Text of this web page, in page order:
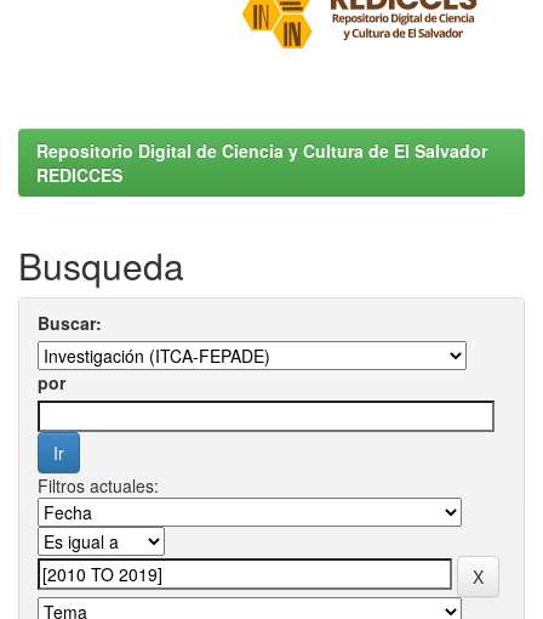
Repositorio Digital de Ciencia y Cultura de El Salvador
REDICCES
Busqueda
Buscar:
por
Filtros actuales: